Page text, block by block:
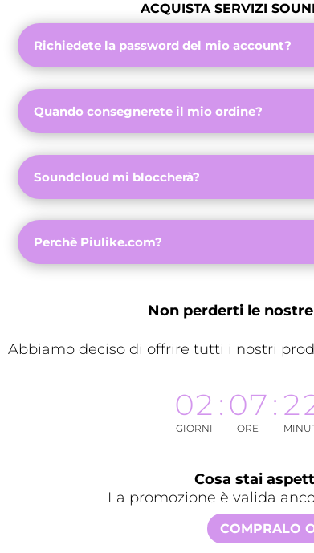
ACQUISTA SERVIZI
Richiedete la password del mio account?
Quando consegnerete il mio ordine?
Soundcloud mi bloccherà?
Perchè Piulike.com?
Non perderti le
Abbiamo deciso di offrire tutti i nostri
02
GIORNI
: 07
ORE
:
Cosa stai
La promozione è valida
COMPRALO